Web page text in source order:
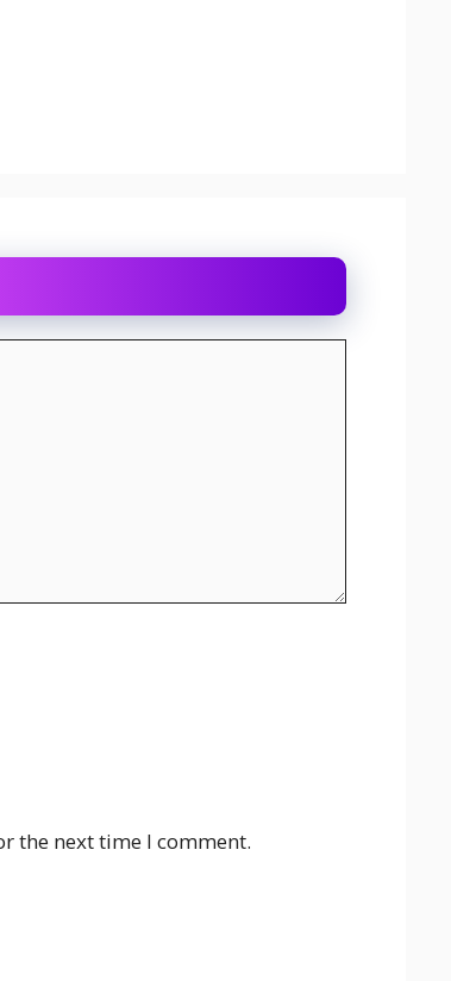
the next time I comment.